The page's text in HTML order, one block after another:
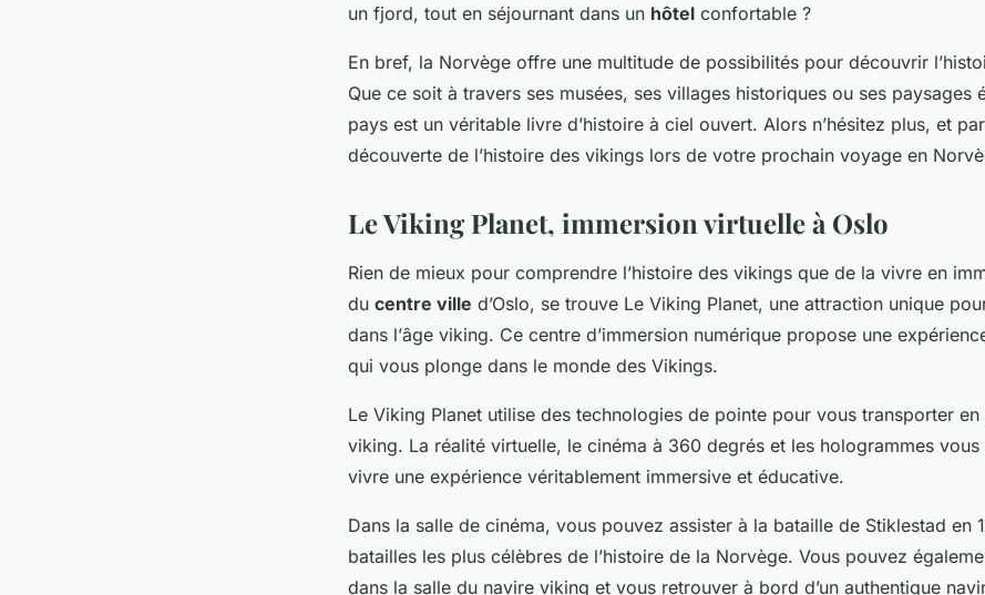
un fjord, tout en séjournant dans un hôtel confortable ?
En bref, la Norvège offre une multitude de possibilités pour découvrir
Que ce soit à travers ses musées, ses villages historiques ou ses paysages
pays est un véritable livre d’histoire à ciel ouvert. Alors n’hésitez plus, et
découverte de l’histoire des vikings lors de votre prochain voyage en
Le Viking Planet, immersion virtuelle à Oslo
Rien de mieux pour comprendre l’histoire des vikings que de la vivre en
du centre ville d’Oslo, se trouve Le Viking Planet, une attraction unique
dans l’âge viking. Ce centre d’immersion numérique propose une
qui vous plonge dans le monde des Vikings.
Le Viking Planet utilise des technologies de pointe pour vous transporter
viking. La réalité virtuelle, le cinéma à 360 degrés et les hologrammes
vivre une expérience véritablement immersive et éducative.
Dans la salle de cinéma, vous pouvez assister à la bataille de Stiklestad en
batailles les plus célèbres de l’histoire de la Norvège. Vous pouvez
dans la salle du navire viking et vous retrouver à bord d’un authentique